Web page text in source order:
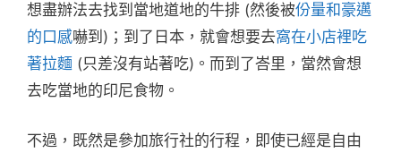
想盡辦法去找到當地道地的牛排 (然後被份量和豪邁
的口感嚇到)；到了日本，就會想要去窩在小店裡吃
著拉麵 (只差沒有站著吃)。而到了峇里，當然會想
去吃當地的印尼食物。
不過，既然是參加旅行社的行程，即使已經是自由